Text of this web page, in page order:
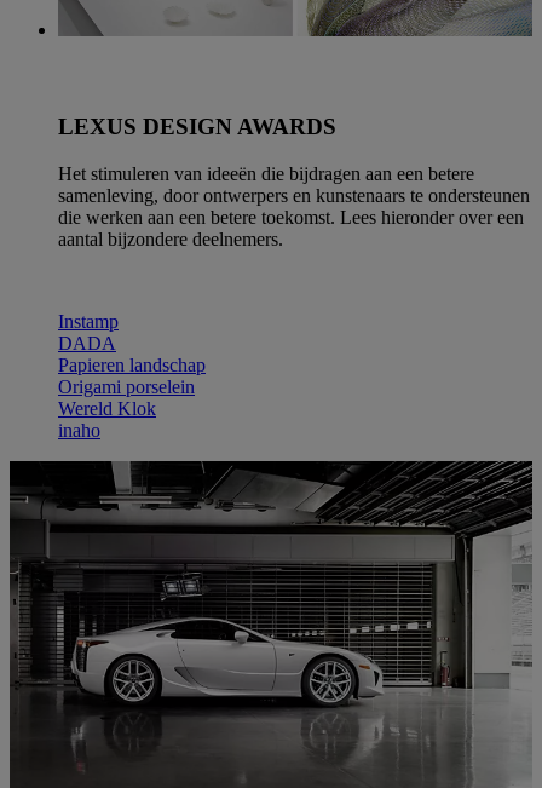
LEXUS DESIGN AWARDS
Het stimuleren van ideeën die bijdragen aan een betere
samenleving, door ontwerpers en kunstenaars te ondersteunen
die werken aan een betere toekomst. Lees hieronder over een
aantal bijzondere deelnemers.
Instamp
DADA
Papieren landschap
Origami porselein
Wereld Klok
inaho